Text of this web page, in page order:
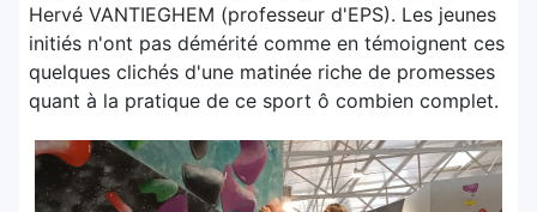
Hervé VANTIEGHEM (professeur d'EPS). Les jeunes
initiés n'ont pas démérité comme en témoignent ces
quelques clichés d'une matinée riche de promesses
quant à la pratique de ce sport ô combien complet.